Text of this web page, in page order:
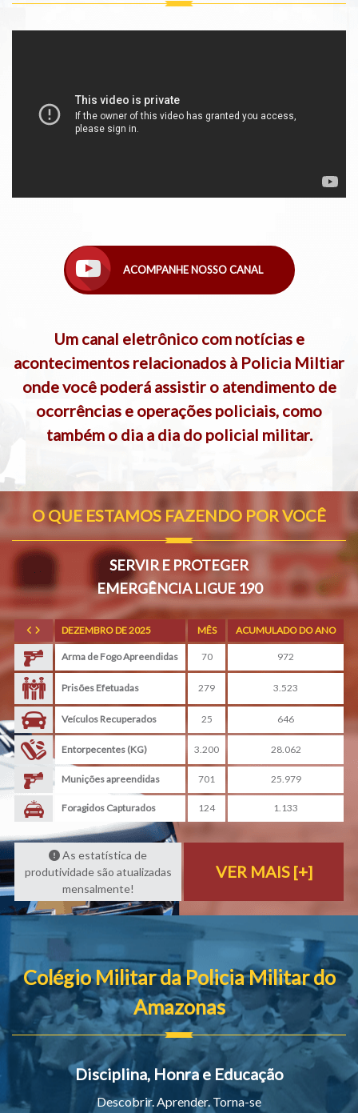
ACOMPANHE NOSSO CANAL
Um canal eletrônico com notícias e
acontecimentos relacionados à Policia Miltiar
onde você poderá assistir o atendimento de
ocorrências e operações policiais, como
também o dia a dia do policial militar.
O QUE ESTAMOS FAZENDO POR VOCÊ
SERVIR E PROTEGER
EMERGÊNCIA LIGUE 190
DEZEMBRO DE 2025 MÊS ACUMULADO DO ANO
Arma de Fogo Apreendidas 70 972
Prisões Efetuadas 279 3.523
Veículos Recuperados 25 646
Entorpecentes (KG) 3.200 28.062
Munições apreendidas 701 25.979
Foragidos Capturados 124 1.133
As estatística de
produtividade são atualizadas
mensalmente!
VER MAIS [+]
Colégio Militar da Policia Militar do
Amazonas
Disciplina, Honra e Educação
Descobrir. Aprender. Torna-se